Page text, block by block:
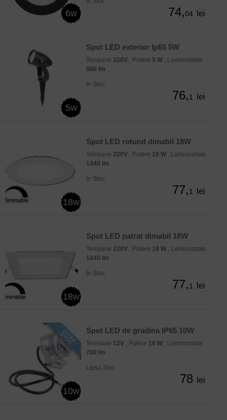
6w 74,04 lei
5w
Spot LED exterior Ip65 5W
Tensiune 220V , Putere 5 W , Luminozitate
500 lm
In Stoc
76,1 lei
18w
Spot LED rotund dimabil 18W
Tensiune 220V , Putere 18 W , Luminozitate
1440 lm
In Stoc
77,1 lei
18w
Spot LED patrat dimabil 18W
Tensiune 220V , Putere 18 W , Luminozitate
1440 lm
In Stoc
77,1 lei
10w
Spot LED de gradina IP65 10W
Tensiune 12V , Putere 10 W , Luminozitate
700 lm
Lipsa Stoc
78 lei